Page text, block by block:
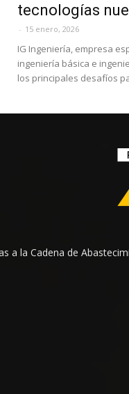
tecnologías
- 15 enero, 2026
IG Ingeniería, empresa
ingeniería básica e
los principales desafíos
a la Cadena de